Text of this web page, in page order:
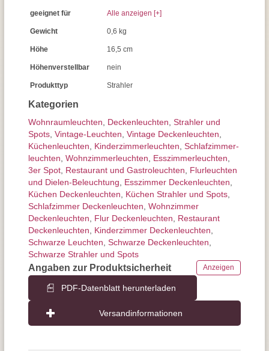
Kategorien
Wohnraum­leuchten Decken­leuchten Strahler und
Spots Vintage-Leuchten Vintage Deckenleuchten
Küchenleuchten
Kinderzimmer­leuchten Schlafzimmer­
leuchten Wohnzimmer­leuchten Esszimmer­­leuchten
3er Spot Restaurant und Gastroleuchten
Flurleuchten
und Dielen-Beleuchtung
Esszimmer Deckenleuchten
Küchen Deckenleuchten
Küchen Strahler und Spots
Schlafzimmer Deckenleuchten Wohnzimmer
Deckenleuchten
Flur Deckenleuchten
Restaurant
Deckenleuchten
Kinderzimmer Deckenleuchten
Schwarze Leuchten Schwarze Deckenleuchten
Schwarze Strahler und Spots
Angaben zur Produktsicherheit Anzeigen
PDF-Datenblatt herunterladen
Versandinformationen
geeignet für Alle anzeigen [+]
Gewicht 0,6 kg
Höhe 16,5 cm
Höhenverstellbar nein
Produkttyp Strahler